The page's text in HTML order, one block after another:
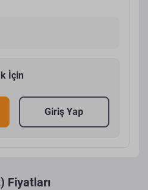
İçin
Giriş Yap
Fiyatları